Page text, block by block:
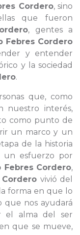
Cordero, sino
que fueron
, gentes a
Febres Cordero
y entender
y la sociedad
.
que, como
nuestro interés,
como punto de
un marco y un
de la historia
un esfuerzo por
Febres Cordero,
vivió del
forma en que lo
que nos ayudará
el alma del ser
que se mueve,